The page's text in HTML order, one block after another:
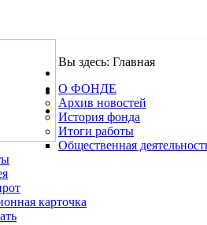
.
Вы здесь: Главная
О ФОНДЕ
Архив новостей
История фонда
Итоги работы
Общественная
карточка